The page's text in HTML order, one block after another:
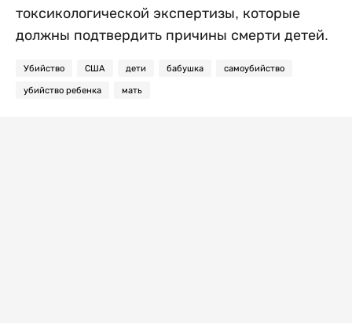
токсикологической экспертизы, которые
должны подтвердить причины смерти детей.
Убийство США дети бабушка самоубийство
убийство ребенка мать